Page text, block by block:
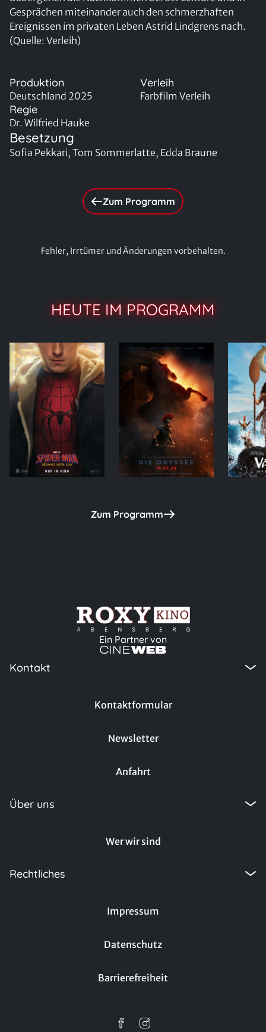
Gesprächen miteinander auch den schmerzhaften
Ereignissen im privaten Leben Astrid Lindgrens nach.
(Quelle: Verleih)
Produktion
Deutschland 2025
Verleih
Farbfilm Verleih
Regie
Dr. Wilfried Hauke
Besetzung
Sofia Pekkari, Tom Sommerlatte, Edda Braune
Zum Programm
Fehler, Irrtümer und Änderungen vorbehalten.
HEUTE IM PROGRAMM
Zum Programm
Ein Partner von
Kontakt
Kontaktformular
Newsletter
Anfahrt
Über uns
Wer wir sind
Rechtliches
Impressum
Datenschutz
Barrierefreiheit